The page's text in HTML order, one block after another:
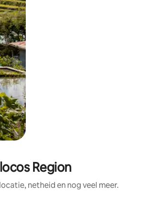
Region
netheid en nog veel meer.